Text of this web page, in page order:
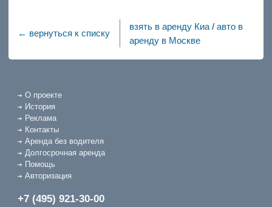
← вернуться к списку
взять в аренду Киа /авто в
аренду в Москве
О проекте
История
Реклама
Контакты
Аренда без водителя
Долгосрочная аренда
Помощь
Авторизация
+7 (495) 921-30-00